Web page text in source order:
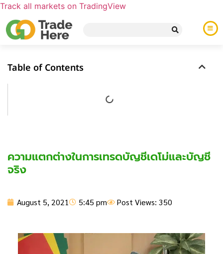
Track all markets on TradingView
Table of Contents
ความแตกต่างในการเทรดบัญชีเดโม่และบัญชี
จริง
August 5, 2021 5:45 pm Post Views: 350